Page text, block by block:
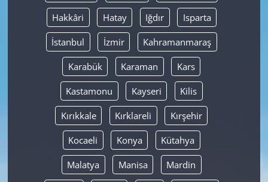
Hakkâri Hatay Iğdır Isparta
İstanbul İzmir Kahramanmaraş
Karabük Karaman Kars
Kastamonu Kayseri Kilis
Kırıkkale Kırklareli Kırşehir
Kocaeli Konya Kütahya
Malatya Manisa Mardin